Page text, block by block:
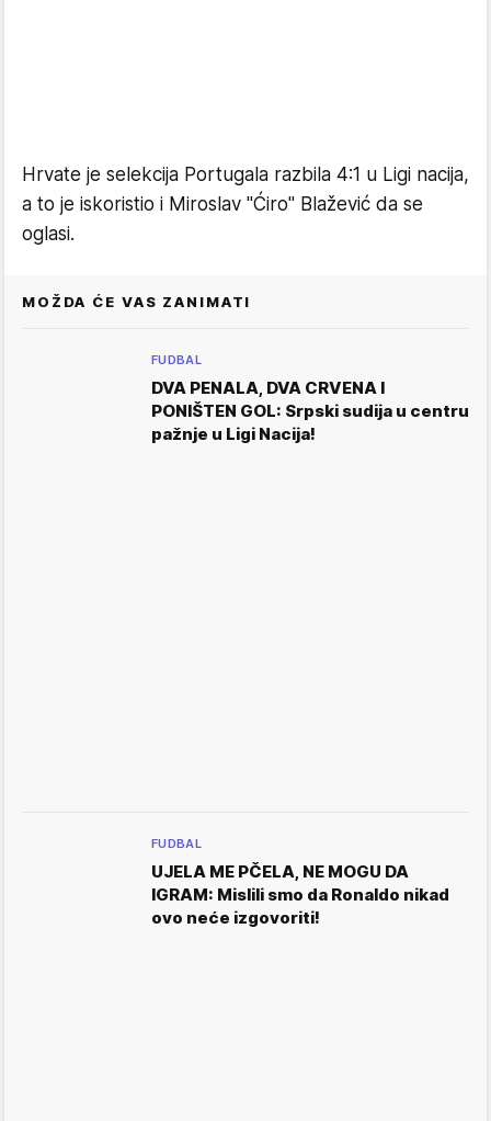
Hrvate je selekcija Portugala razbila 4:1 u Ligi nacija,
a to je iskoristio i Miroslav "Ćiro" Blažević da se
oglasi.
MOŽDA ĆE VAS ZANIMATI
FUDBAL
DVA PENALA, DVA CRVENA I
PONIŠTEN GOL: Srpski sudija u centru
pažnje u Ligi Nacija!
FUDBAL
UJELA ME PČELA, NE MOGU DA
IGRAM: Mislili smo da Ronaldo nikad
ovo neće izgovoriti!